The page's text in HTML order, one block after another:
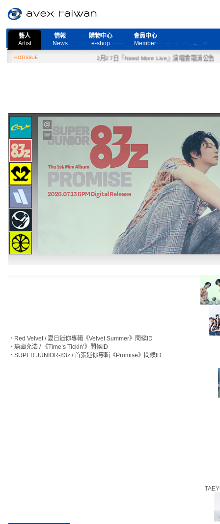
藝人
Artist
情報
News
購物中心
e-shop
會員中心
Member
HOTISSUE 2月27日『Need More Live』演唱會取消公告
‧ Red Velvet / 夏日迷你專輯《Velvet Summer》問候ID
‧ 瑜鹵允浩 / 《Time’s Tickin’》問候ID
‧ SUPER JUNIOR-83z / 首張迷你專輯《Promise》問候ID